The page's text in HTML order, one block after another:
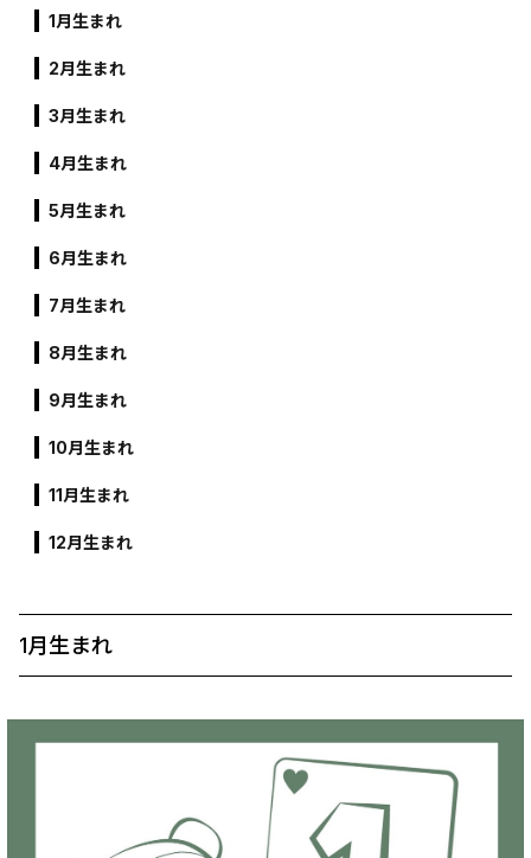
1月生まれ
2月生まれ
3月生まれ
4月生まれ
5月生まれ
6月生まれ
7月生まれ
8月生まれ
9月生まれ
10月生まれ
11月生まれ
12月生まれ
1月生まれ